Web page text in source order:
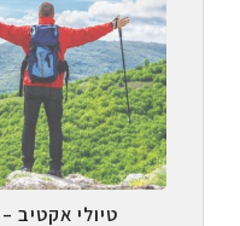
טיולי אקטיב